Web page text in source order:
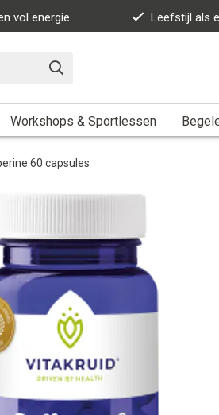
vol energie Leefstijl als
Workshops & Sportlessen
60 capsules